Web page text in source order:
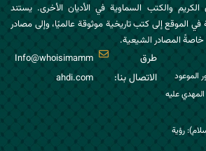
والكتب السماوية في الأديان الأخرى. يستند
الموقع إلى كتب تاريخية موثوقة عالميًا، وإلى مصادر
خاصةً المصادر الشيعية.
الموعود
عليه
رؤية
طرق
الاتصال بنا:
Info@whoisimamm
ahdi.com